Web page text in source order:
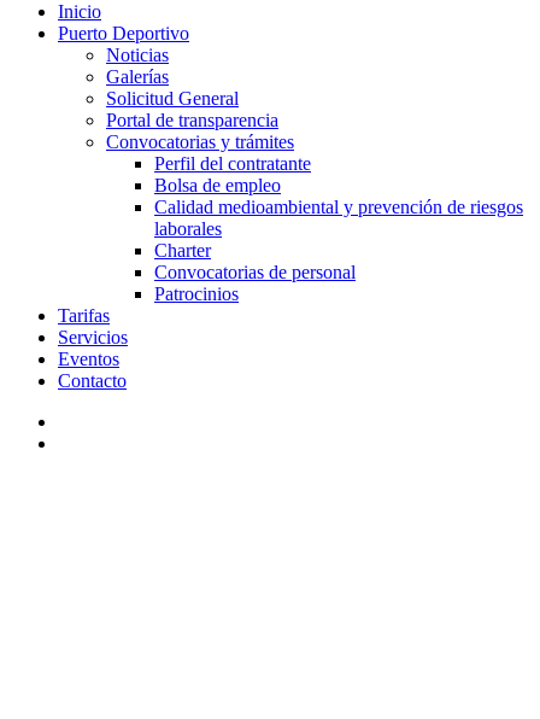
Inicio
Puerto Deportivo
Noticias
Galerías
Solicitud General
Portal de transparencia
Convocatorias y trámites
Perfil del contratante
Bolsa de empleo
Calidad medioambiental y prevención de riesgos
laborales
Charter
Convocatorias de personal
Patrocinios
Tarifas
Servicios
Eventos
Contacto